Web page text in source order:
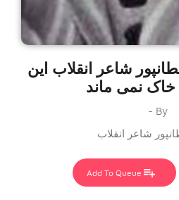
شاعر انقلاب این
خاک نمی ماند
By -
شاعر انقلاب